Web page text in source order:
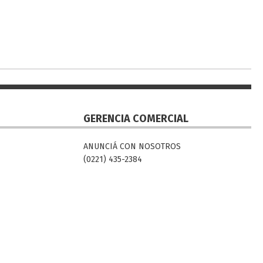
GERENCIA COMERCIAL
ANUNCIÁ CON NOSOTROS
(0221) 435-2384